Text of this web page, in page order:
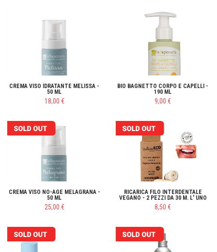
CREMA VISO IDRATANTE MELISSA -
50 ML
18,00 €
BIO BAGNETTO CORPO E CAPELLI -
190 ML
9,00 €
CREMA VISO NO-AGE MELAGRANA -
50 ML
25,00 €
RICARICA FILO INTERDENTALE
VEGANO - 2 PEZZI DA 30 M. L' UNO
8,50 €